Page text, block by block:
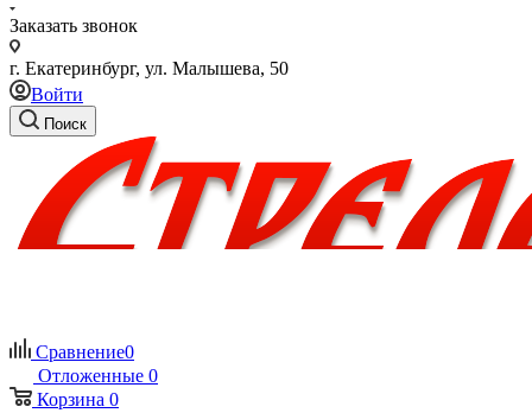
Заказать звонок
г. Екатеринбург, ул. Малышева, 50
Войти
Поиск
Сравнение0
Отложенные 0
Корзина 0